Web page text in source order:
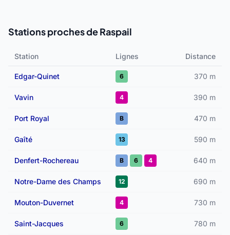
Stations proches de Raspail
Station Lignes Distance
Edgar-Quinet 6 370 m
Vavin 4 390 m
Port Royal B 470 m
Gaîté 13 590 m
Denfert-Rochereau B 6 4 640 m
Notre-Dame des Champs 12 690 m
Mouton-Duvernet 4 730 m
Saint-Jacques 6 780 m